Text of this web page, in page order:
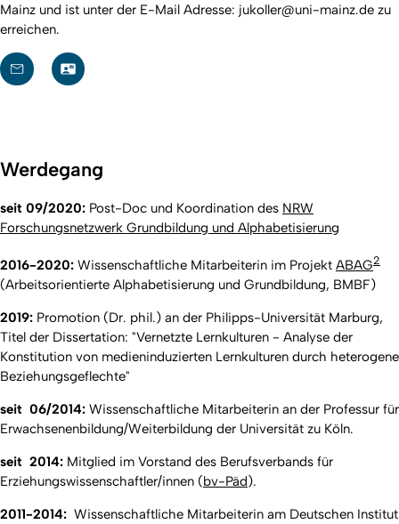
Mainz und ist unter der E-Mail Adresse: jukoller@uni-mainz.de zu
erreichen.
Werdegang
seit 09/2020: Post-Doc und Koordination des NRW
Forschungsnetzwerk Grundbildung und Alphabetisierung
2016-2020: Wissenschaftliche Mitarbeiterin im Projekt ABAG2
(Arbeitsorientierte Alphabetisierung und Grundbildung, BMBF)
2019: Promotion (Dr. phil.) an der Philipps-Universität Marburg,
Titel der Dissertation: "Vernetzte Lernkulturen - Analyse der
Konstitution von medieninduzierten Lernkulturen durch heterogene
Beziehungsgeflechte"
seit 06/2014: Wissenschaftliche Mitarbeiterin an der Professur für
Erwachsenenbildung/Weiterbildung der Universität zu Köln.
seit 2014: Mitglied im Vorstand des Berufsverbands für
Erziehungswissenschaftler/innen (bv-Päd).
2011-2014: Wissenschaftliche Mitarbeiterin am Deutschen Institut